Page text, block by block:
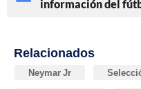
información del
Relacionados
Neymar Jr